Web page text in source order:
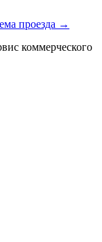
проезда →
коммерческого